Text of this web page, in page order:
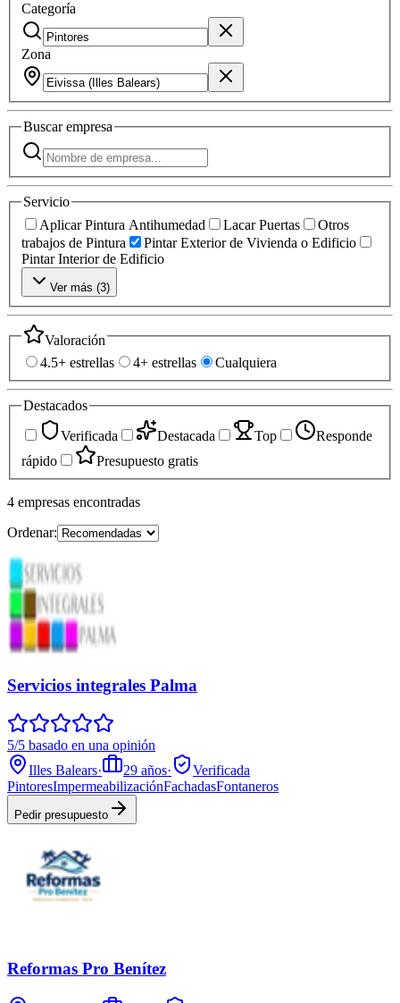
Categoría
Zona
Buscarempresa
Servicio
Aplicar Pintura Antihumedad
Lacar Puertas
Otros
trabajos de Pintura
Pintar Exterior de Vivienda o Edificio
Pintar Interior de Edificio
Ver más (3)
Valoración
4.5+ estrellas
4+ estrellas Cualquiera
Destacados
Verificada
Destacada Top
Responde
rápido
Presupuesto gratis
4 empresas encontradas
Ordenar:
Servicios integrales Palma
5/5 basado en una opinión
Illes Balears· 29 años·
Verificada
PintoresImpermeabilizaciónFachadasFontaneros
Pedir presupuesto
Reformas Pro Benítez